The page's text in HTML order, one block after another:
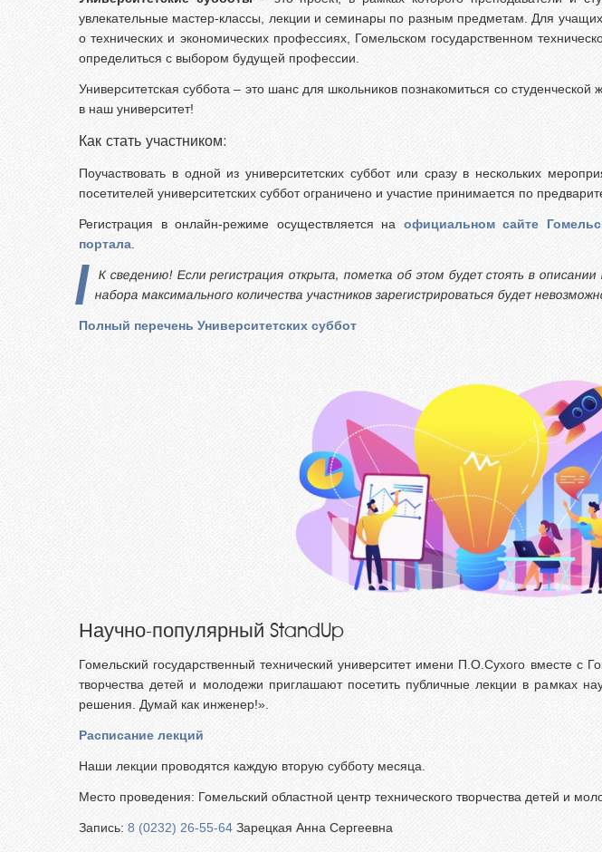
увлекательные мастер-классы, лекции и семинары по разным предметам. Для
о технических и экономических профессиях, Гомельском государственном
определиться с выбором будущей профессии.
Университетская суббота – это шанс для школьников познакомиться со
в наш университет!
Как стать участником:
Поучаствовать в одной из университетских суббот или сразу в нескольких
посетителей университетских суббот ограничено и участие принимается по
Регистрация в онлайн-режиме осуществляется на официальном сайте
портала
К сведению! Если регистрация открыта, пометка об этом будет стоять в
набора максимального количества участников зарегистрироваться будет
Полный перечень Университетских суббот
Научно-популярный StandUp
Гомельский государственный технический университет имени П.О.Сухого вместе с
творчества детей и молодежи приглашают посетить публичные лекции в рамках
решения. Думай как инженер!».
Расписание лекций
Наши лекции проводятся каждую вторую субботу месяца.
Место проведения: Гомельский областной центр технического творчества детей и
Запись: 8 (0232) 26-55-64 Зарецкая Анна Сергеевна